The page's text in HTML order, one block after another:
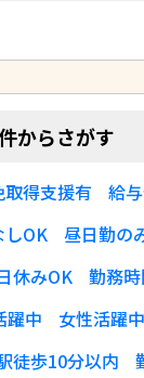
からさがす
取得支援有
給
しOK
昼日勤の
休みOK
勤務
躍中
女性活躍中
徒歩10分以内